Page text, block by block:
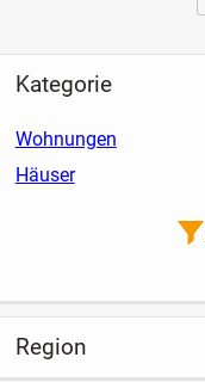
Kategorie
Wohnungen
Häuser
Region